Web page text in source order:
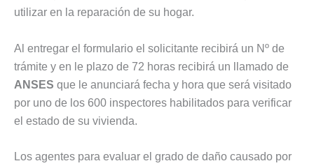
utilizar en la reparación de su hogar.
Al entregar el formulario el solicitante recibirá un Nº de
trámite y en le plazo de 72 horas recibirá un llamado de
ANSES que le anunciará fecha y hora que será visitado
por uno de los 600 inspectores habilitados para verificar
el estado de su vivienda.
Los agentes para evaluar el grado de daño causado por